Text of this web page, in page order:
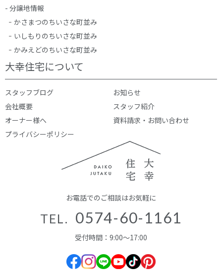
お電話でのご相談はお気軽に
TEL. 0574-60-1161
受付時間：9:00～17:00
- 分譲地情報
かさまつのちいさな町並み
いしもりのちいさな町並み
かみえどのちいさな町並み
大幸住宅について
スタッフブログ
お知らせ
会社概要
スタッフ紹介
オーナー様へ
資料請求・お問い合わせ
プライバシーポリシー